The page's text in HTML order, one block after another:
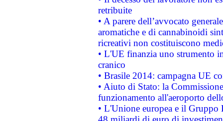
retribuite
• A parere dell’avvocato
aromatiche e di cannabinoidi
ricreativi non costituiscono
• L'UE finanzia uno strumento
cranico
• Brasile 2014: campagna UE
• Aiuto di Stato: la
funzionamento all'aeroporto
• L'Unione europea e il